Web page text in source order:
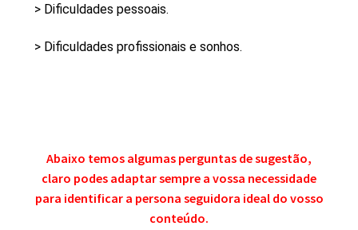
> Dificuldades pessoais.
> Dificuldades profissionais e sonhos.
Abaixo temos algumas perguntas de sugestão,
claro podes adaptar sempre a vossa necessidade
para identificar a persona seguidora ideal do vosso
conteúdo.